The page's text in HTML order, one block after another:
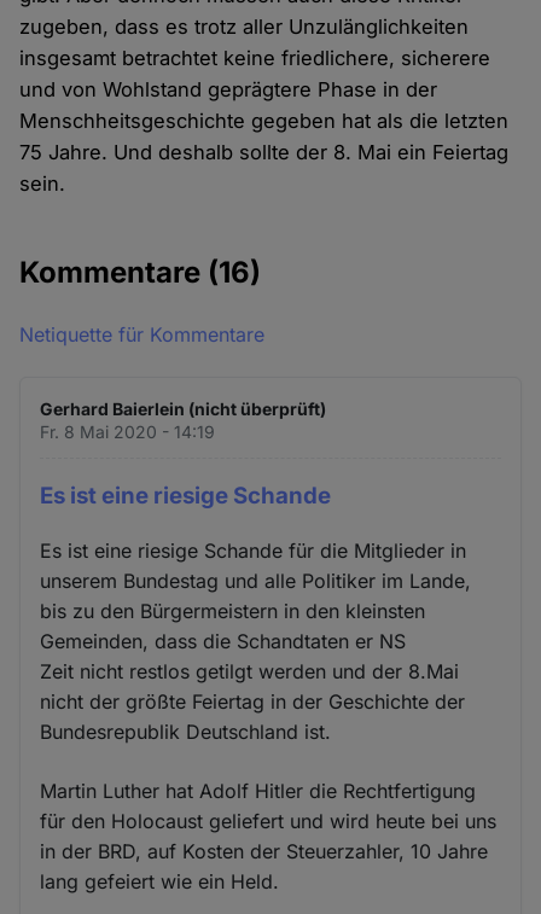
zugeben, dass es trotz aller Unzulänglichkeiten
insgesamt betrachtet keine friedlichere, sicherere
und von Wohlstand geprägtere Phase in der
Menschheitsgeschichte gegeben hat als die letzten
75 Jahre. Und deshalb sollte der 8. Mai ein Feiertag
sein.
Kommentare (16)
Netiquette für Kommentare
Gerhard Baierlein (nicht überprüft)
Fr. 8 Mai 2020 - 14:19
Es ist eine riesige Schande
Es ist eine riesige Schande für die Mitglieder in
unserem Bundestag und alle Politiker im Lande,
bis zu den Bürgermeistern in den kleinsten
Gemeinden, dass die Schandtaten er NS
Zeit nicht restlos getilgt werden und der 8.Mai
nicht der größte Feiertag in der Geschichte der
Bundesrepublik Deutschland ist.
Martin Luther hat Adolf Hitler die Rechtfertigung
für den Holocaust geliefert und wird heute bei uns
in der BRD, auf Kosten der Steuerzahler, 10 Jahre
lang gefeiert wie ein Held.